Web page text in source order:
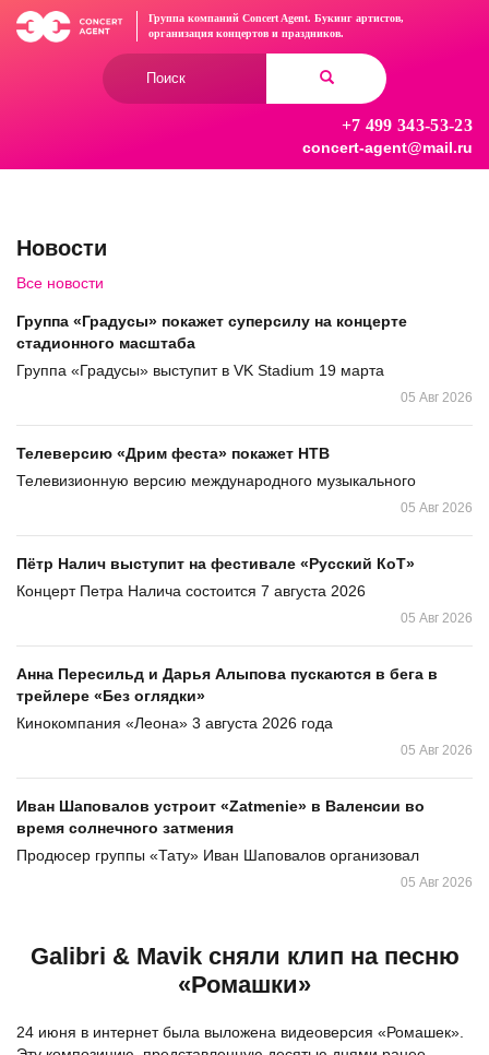
Перейти
Группа компаний Concert Agent. Букинг артистов,
организация концертов и праздников.
+7 499 343-53-23
concert-agent@mail.ru
Новости
Все новости
Группа «Градусы» покажет суперсилу на концерте
стадионного масштаба
Группа «Градусы» выступит в VK Stadium 19 марта
05 Авг 2026
Телеверсию «Дрим феста» покажет НТВ
Телевизионную версию международного музыкального
05 Авг 2026
Пётр Налич выступит на фестивале «Русский КоТ»
Концерт Петра Налича состоится 7 августа 2026
05 Авг 2026
Анна Пересильд и Дарья Алыпова пускаются в бега в
трейлере «Без оглядки»
Кинокомпания «Леона» 3 августа 2026 года
05 Авг 2026
Иван Шаповалов устроит «Zatmenie» в Валенсии во
время солнечного затмения
Продюсер группы «Тату» Иван Шаповалов организовал
05 Авг 2026
Galibri & Mavik сняли клип на песню
«Ромашки»
24 июня в интернет была выложена видеоверсия «Ромашек».